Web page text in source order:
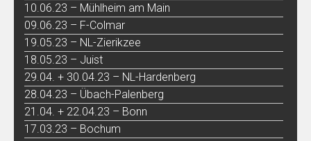
10.06.23 – Mühlheim am Main
09.06.23 – F-Colmar
19.05.23 – NL-Zierikzee
18.05.23 – Juist
29.04. + 30.04.23 – NL-Hardenberg
28.04.23 – Übach-Palenberg
21.04. + 22.04.23 – Bonn
17.03.23 – Bochum